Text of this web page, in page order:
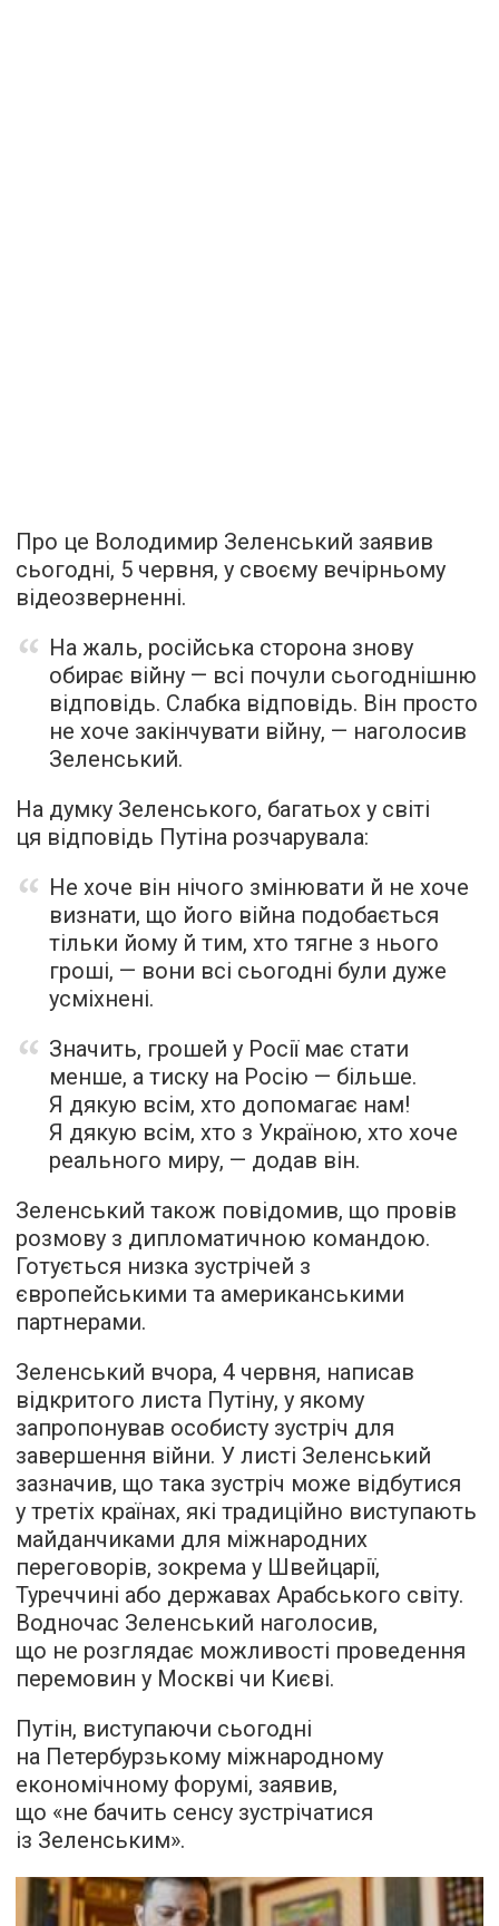
Про це Володимир Зеленський заявив
сьогодні, 5 червня, у своєму вечірньому
відеозверненні.
На жаль, російська сторона знову
обирає війну — всі почули сьогоднішню
відповідь. Слабка відповідь. Він просто
не хоче закінчувати війну, — наголосив
Зеленський.
На думку Зеленського, багатьох у світі
ця відповідь Путіна розчарувала:
Не хоче він нічого змінювати й не хоче
визнати, що його війна подобається
тільки йому й тим, хто тягне з нього
гроші, — вони всі сьогодні були дуже
усміхнені.
Значить, грошей у Росії має стати
менше, а тиску на Росію — більше.
Я дякую всім, хто допомагає нам!
Я дякую всім, хто з Україною, хто хоче
реального миру, — додав він.
Зеленський також повідомив, що провів
розмову з дипломатичною командою.
Готується низка зустрічей з
європейськими та американськими
партнерами.
Зеленський вчора, 4 червня, написав
відкритого листа Путіну, у якому
запропонував особисту зустріч для
завершення війни. У листі Зеленський
зазначив, що така зустріч може відбутися
у третіх країнах, які традиційно виступають
майданчиками для міжнародних
переговорів, зокрема у Швейцарії,
Туреччині або державах Арабського світу.
Водночас Зеленський наголосив,
що не розглядає можливості проведення
перемовин у Москві чи Києві.
Путін, виступаючи сьогодні
на Петербурзькому міжнародному
економічному форумі, заявив,
що «не бачить сенсу зустрічатися
із Зеленським».